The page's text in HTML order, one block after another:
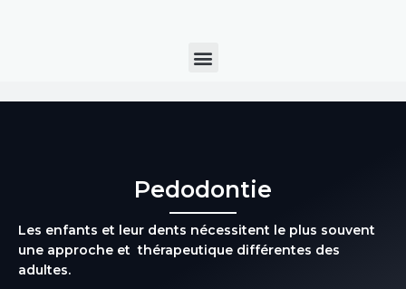
Menu
Pedodontie
Les enfants et leur dents nécessitent le plus souvent
une approche et thérapeutique différentes des
adultes.